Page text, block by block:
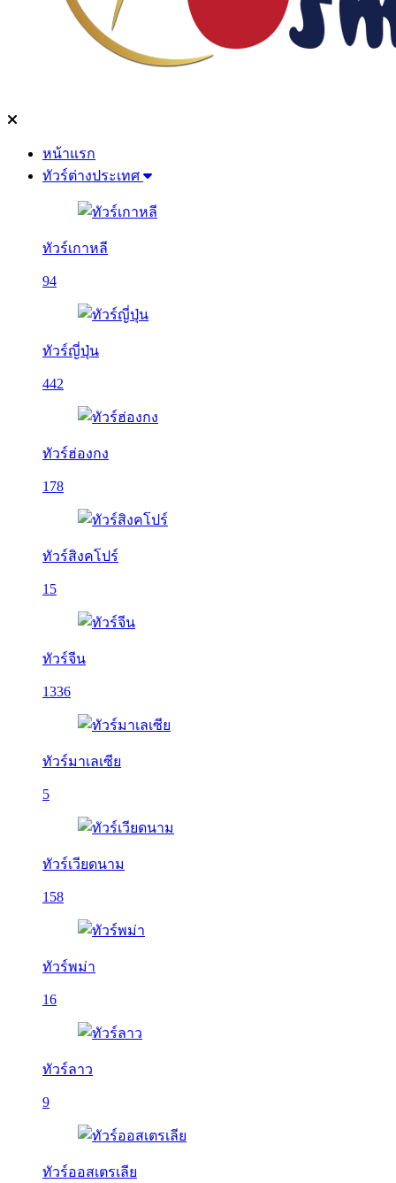
หน้าแรก
ทัวร์ต่างประเทศ
ทัวร์เกาหลี
94
ทัวร์ญี่ปุ่น
442
ทัวร์ฮ่องกง
178
ทัวร์สิงคโปร์
15
ทัวร์จีน
1336
ทัวร์มาเลเซีย
5
ทัวร์เวียดนาม
158
ทัวร์พม่า
16
ทัวร์ลาว
9
ทัวร์ออสเตรเลีย